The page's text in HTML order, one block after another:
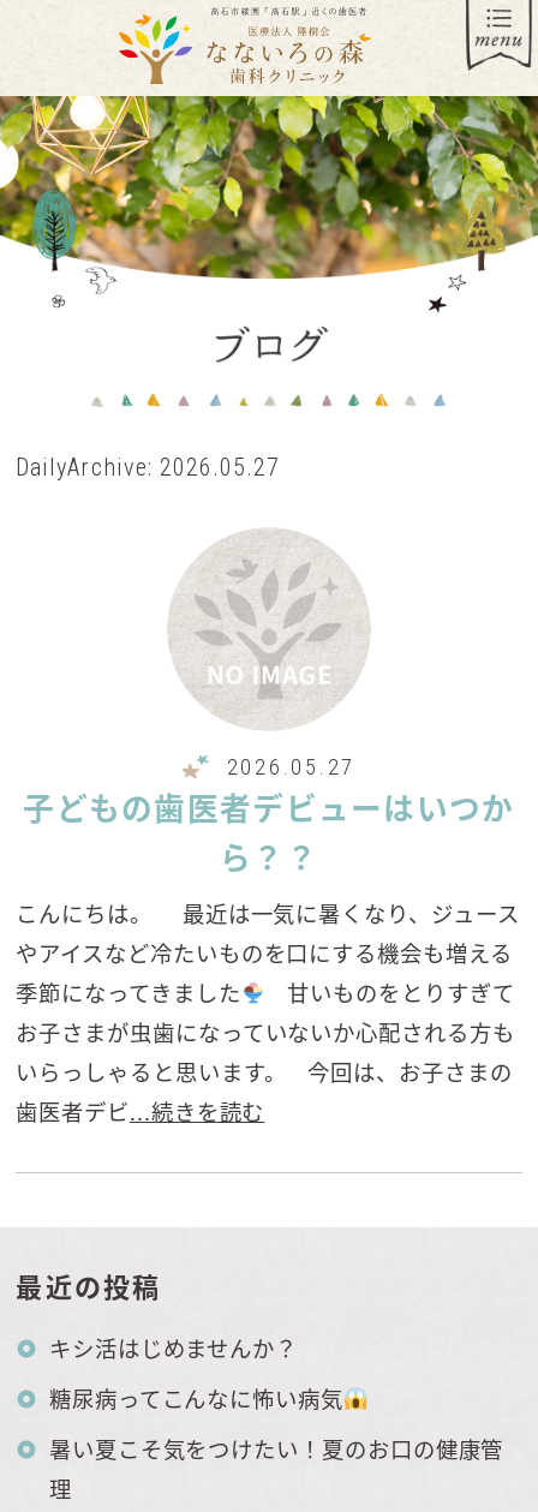
DailyArchive: 2026.05.27
2026.05.27
子どもの歯医者デビューはいつか
ら？？
こんにちは。 最近は一気に暑くなり、ジュース
やアイスなど冷たいものを口にする機会も増える
季節になってきました
甘いものをとりすぎて
お子さまが虫歯になっていないか心配される方も
いらっしゃると思います。 今回は、お子さまの
歯医者デビ...続きを読む
最近の投稿
キシ活はじめませんか？
糖尿病ってこんなに怖い病気
暑い夏こそ気をつけたい！夏のお口の健康管
理